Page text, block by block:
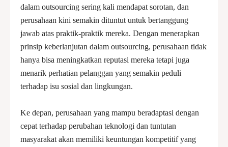
dalam outsourcing sering kali mendapat sorotan, dan
perusahaan kini semakin dituntut untuk bertanggung
jawab atas praktik-praktik mereka. Dengan menerapkan
prinsip keberlanjutan dalam outsourcing, perusahaan tidak
hanya bisa meningkatkan reputasi mereka tetapi juga
menarik perhatian pelanggan yang semakin peduli
terhadap isu sosial dan lingkungan.
Ke depan, perusahaan yang mampu beradaptasi dengan
cepat terhadap perubahan teknologi dan tuntutan
masyarakat akan memiliki keuntungan kompetitif yang